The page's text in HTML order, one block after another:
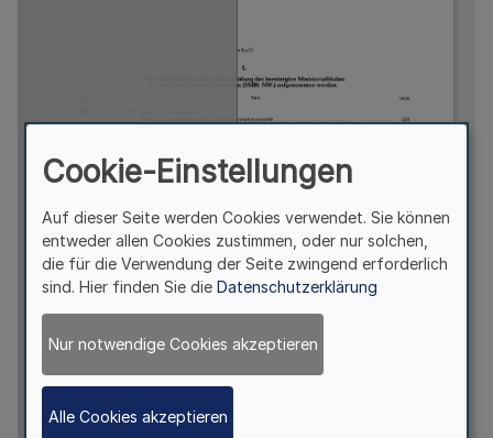
Cookie-Einstellungen
Auf dieser Seite werden Cookies verwendet. Sie können
entweder allen Cookies zustimmen, oder nur solchen,
die für die Verwendung der Seite zwingend erforderlich
sind. Hier finden Sie die Datenschutzerklärung
Nur notwendige Cookies akzeptieren
Alle Cookies akzeptieren